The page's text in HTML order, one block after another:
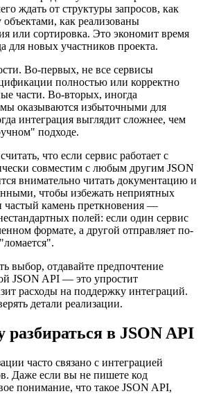
ждать от структуры запросов, как
как реализованы
или сортировка. Это экономит время
для новых участников проекта.
Во-первых, не все сервисы
полностью или корректно
части. Во-вторых, иногда
оказываются избыточными для
интеграция выглядит сложнее, чем
подходе.
что если сервис работает с
совместим с любым другим JSON
внимательно читать документацию и
чтобы избежать неприятных
камень преткновения —
полей: если один сервис
формате, а другой отправляет по-
выбор, отдавайте предпочтение
JSON API — это упростит
расходы на поддержку интеграций.
детали реализации.
разбираться в JSON API
часто связано с интеграцией
Даже если вы не пишете код
понимание, что такое JSON API,